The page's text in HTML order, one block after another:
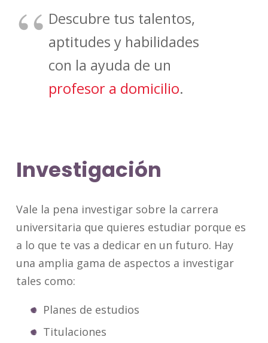
Descubre tus talentos,
aptitudes y habilidades
con la ayuda de un
profesor a domicilio.
Investigación
Vale la pena investigar sobre la carrera
universitaria que quieres estudiar porque es
a lo que te vas a dedicar en un futuro. Hay
una amplia gama de aspectos a investigar
tales como:
Planes de estudios
Titulaciones